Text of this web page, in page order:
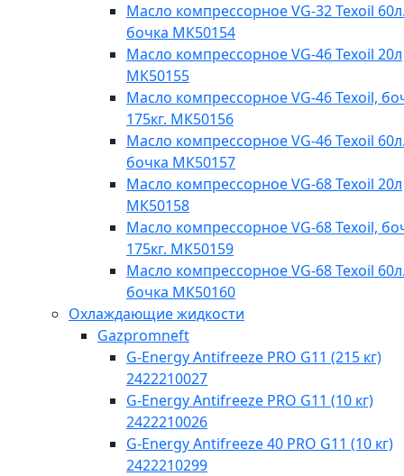
Масло компрессорное VG-32 Texoil
бочка МК50154
Масло компрессорное VG-46 Texoil 20л
МК50155
Масло компрессорное VG-46 Texoil,
175кг. МК50156
Масло компрессорное VG-46 Texoil
бочка МК50157
Масло компрессорное VG-68 Texoil 20л
МК50158
Масло компрессорное VG-68 Texoil,
175кг. МК50159
Масло компрессорное VG-68 Texoil
бочка МК50160
Охлаждающие жидкости
Gazpromneft
G-Energy Antifreeze PRO G11 (215 кг)
2422210027
G-Energy Antifreeze PRO G11 (10 кг)
2422210026
G-Energy Antifreeze 40 PRO G11 (10 кг)
2422210299